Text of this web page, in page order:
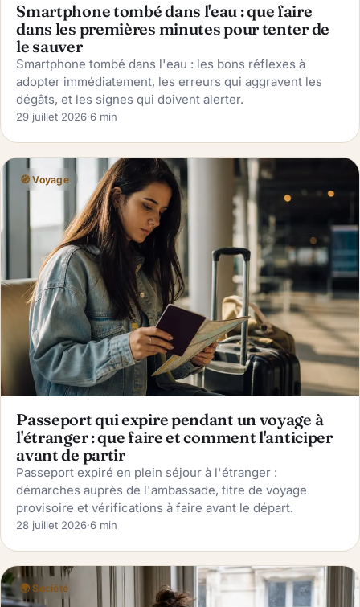
Smartphone tombé dans l'eau : que faire
dans les premières minutes pour tenter de
le sauver
Smartphone tombé dans l'eau : les bons réflexes à
adopter immédiatement, les erreurs qui aggravent les
dégâts, et les signes qui doivent alerter.
29 juillet 2026·6 min
🧭 Voyage
Passeport qui expire pendant un voyage à
l'étranger : que faire et comment l'anticiper
avant de partir
Passeport expiré en plein séjour à l'étranger :
démarches auprès de l'ambassade, titre de voyage
provisoire et vérifications à faire avant le départ.
28 juillet 2026·6 min
🌍 Société